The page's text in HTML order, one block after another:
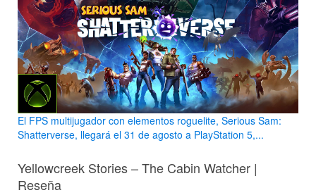
El FPS multijugador con elementos roguelite, Serious Sam:
Shatterverse, llegará el 31 de agosto a PlayStation 5,...
Yellowcreek Stories – The Cabin Watcher |
Reseña